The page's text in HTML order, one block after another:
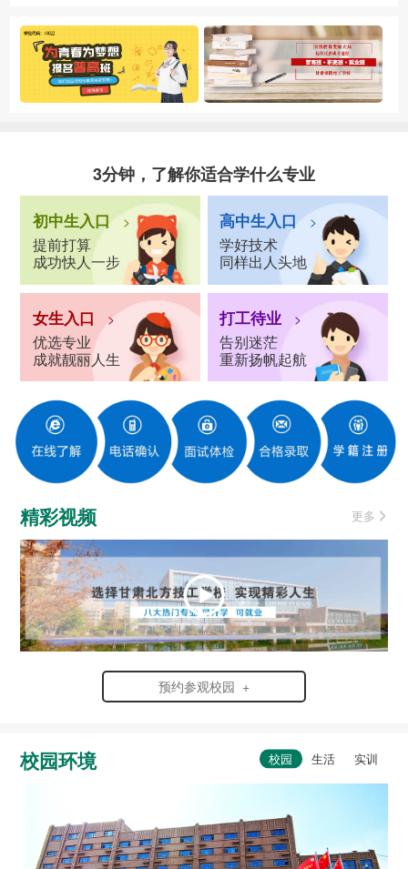
3分钟，了解你适合学什么专业
初中生入口 >
提前打算
成功快人一步
高中生入口 >
学好技术
同样出人头地
女生入口 >
优选专业
成就靓丽人生
打工待业 >
告别迷茫
重新扬帆起航
精彩视频 更多
预约参观校园 +
校园环境